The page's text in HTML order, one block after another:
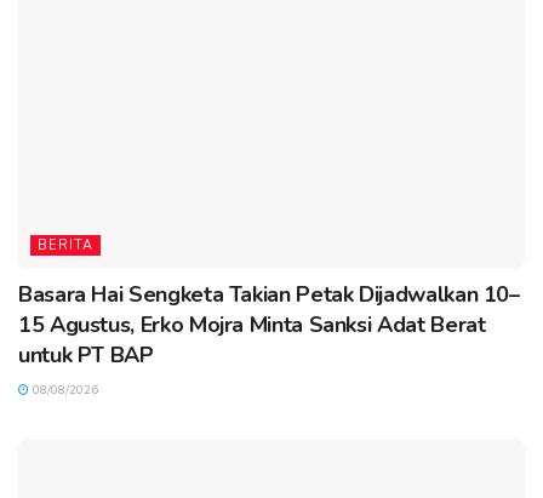
BERITA
Basara Hai Sengketa Takian Petak Dijadwalkan 10–
15 Agustus, Erko Mojra Minta Sanksi Adat Berat
untuk PT BAP
08/08/2026